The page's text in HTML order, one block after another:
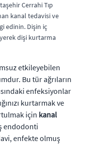
Cerrahi Tıp
kanal tedavisi ve
edinin. Dişin iç
dişi kurtarma
etkileyebilen
Bu tür ağrıların
enfeksiyonlar
kurtarmak ve
için kanal
endodonti
enfekte olmuş